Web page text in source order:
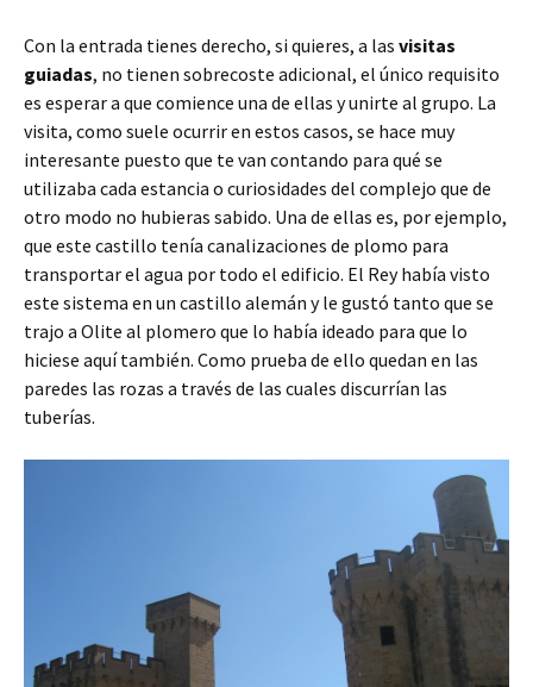
Con la entrada tienes derecho, si quieres, a las visitas
guiadas, no tienen sobrecoste adicional, el único requisito
es esperar a que comience una de ellas y unirte al grupo. La
visita, como suele ocurrir en estos casos, se hace muy
interesante puesto que te van contando para qué se
utilizaba cada estancia o curiosidades del complejo que de
otro modo no hubieras sabido. Una de ellas es, por ejemplo,
que este castillo tenía canalizaciones de plomo para
transportar el agua por todo el edificio. El Rey había visto
este sistema en un castillo alemán y le gustó tanto que se
trajo a Olite al plomero que lo había ideado para que lo
hiciese aquí también. Como prueba de ello quedan en las
paredes las rozas a través de las cuales discurrían las
tuberías.